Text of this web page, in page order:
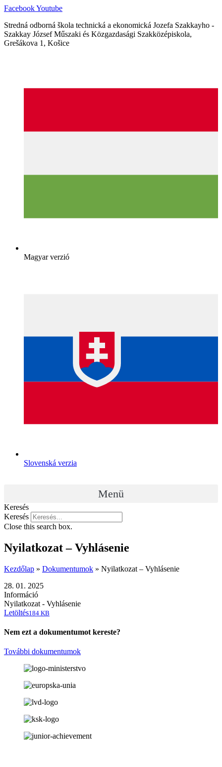
Ugrás
tartalomhoz
FacebookYoutube
Stredná odborná škola technická a ekonomická Jozefa Szakkayho -
Szakkay József Műszaki és Közgazdasági Szakközépiskola,
Grešákova 1, Košice
Magyar verzió
Slovenská verzia
Menü
Keresés
Keresés
Close this search box.
Nyilatkozat – Vyhlásenie
Kezdőlap » Dokumentumok » Nyilatkozat – Vyhlásenie
28. 01. 2025
Információ
Nyilatkozat - Vyhlásenie
Letöltés184 KB
Nem ezt a dokumentumot kereste?
További dokumentumok